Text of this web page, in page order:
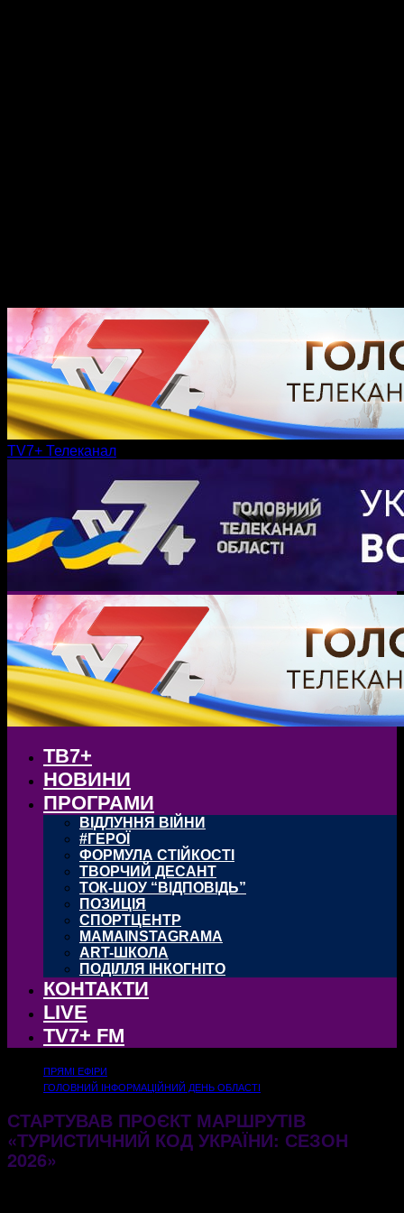
TV7+ Телеканал
ТВ7+
НОВИНИ
ПРОГРАМИ
ВІДЛУННЯ ВІЙНИ
#ГЕРОЇ
ФОРМУЛА СТІЙКОСТІ
ТВОРЧИЙ ДЕСАНТ
ТОК-ШОУ “ВІДПОВІДЬ”
ПОЗИЦІЯ
СПОРТЦЕНТР
MAMAINSTAGRAMA
ART-ШКОЛА
ПОДІЛЛЯ ІНКОГНІТО
КОНТАКТИ
LIVE
TV7+ FM
ПРЯМІ ЕФІРИ
ГОЛОВНИЙ ІНФОРМАЦІЙНИЙ ДЕНЬ ОБЛАСТІ
СТАРТУВАВ ПРОЄКТ МАРШРУТІВ
«ТУРИСТИЧНИЙ КОД УКРАЇНИ: СЕЗОН
2026»